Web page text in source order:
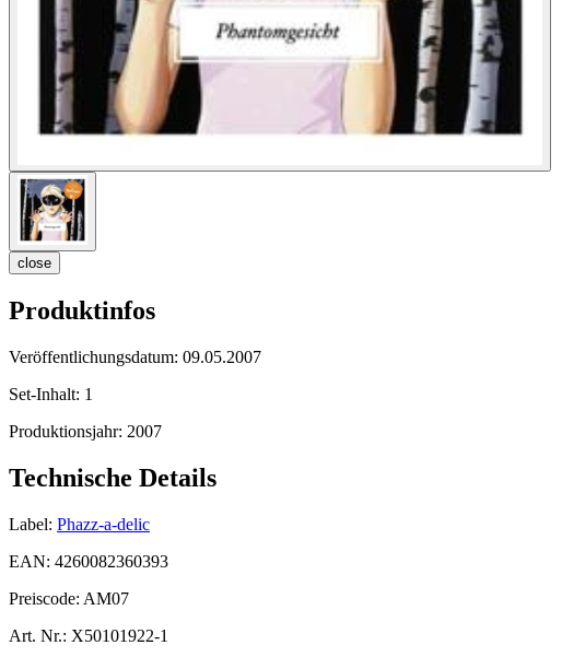
close
Produktinfos
Veröffentlichungsdatum: 09.05.2007
Set-Inhalt: 1
Produktionsjahr: 2007
Technische Details
Label: Phazz-a-delic
EAN: 4260082360393
Preiscode: AM07
Art. Nr.: X50101922-1